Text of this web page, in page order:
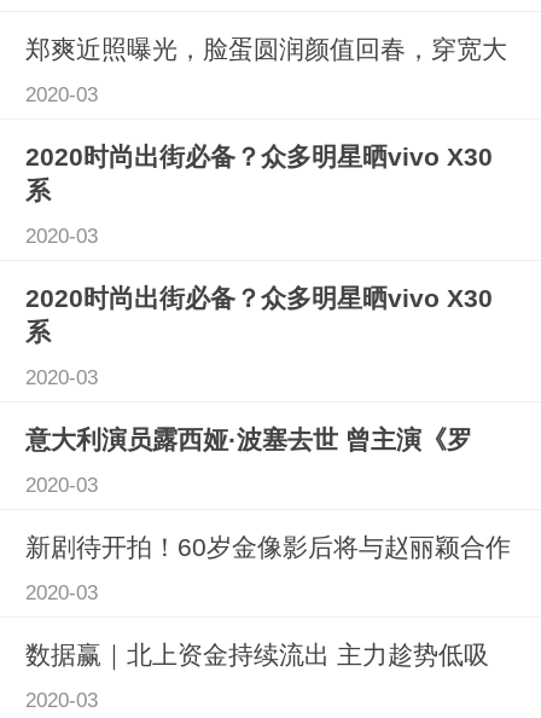
郑爽近照曝光，脸蛋圆润颜值回春，穿宽大
2020-03
2020时尚出街必备？众多明星晒vivo X30
系
2020-03
2020时尚出街必备？众多明星晒vivo X30
系
2020-03
意大利演员露西娅·波塞去世 曾主演《罗
2020-03
新剧待开拍！60岁金像影后将与赵丽颖合作
2020-03
数据赢｜北上资金持续流出 主力趁势低吸
2020-03